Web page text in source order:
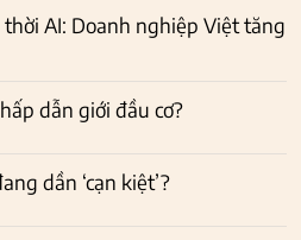
AI: Doanh nghiệp Việt tăng
dẫn giới đầu cơ?
dần ‘cạn kiệt’?